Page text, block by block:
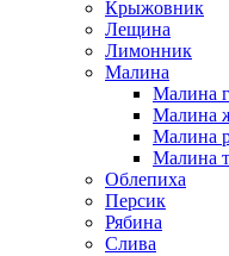
Крыжовник
Лещина
Лимонник
Малина
Малина
Малина
Малина
Малина
Облепиха
Персик
Рябина
Слива